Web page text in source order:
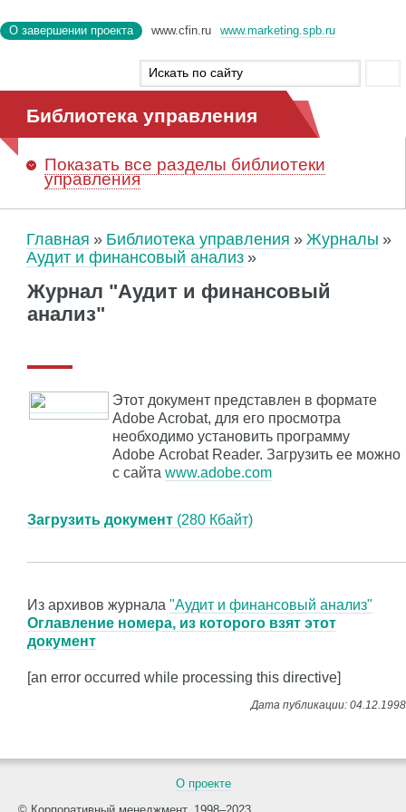
О завершении проекта www.cfin.ru www.marketing.spb.ru
Библиотека управления
Показать все разделы библиотеки
управления
Главная Библиотека управления
Журналы
Аудит и финансовый анализ
Журнал "Аудит и финансовый
анализ"
Этот документ представлен в формате
Adobe Acrobat, для его просмотра
необходимо установить программу
Adobe Acrobat Reader. Загрузить ее можно
с сайта www.adobe.com
Загрузить документ (280 Кбайт)
Из архивов журнала "Аудит и финансовый анализ"
Оглавление номера, из которого взят этот
документ
[an error occurred while processing this directive]
О проекте